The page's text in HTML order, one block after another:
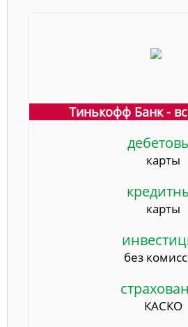
Тинькофф Банк -
карты
карты
без
КАСКО